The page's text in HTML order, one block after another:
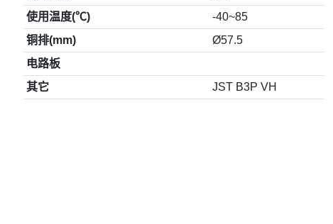
使用温度(℃)
-40~85
铜排(mm)
Ø57.5
电路板
其它
JST B3P VH